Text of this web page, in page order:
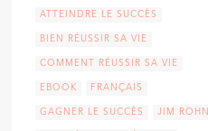
ATTEINDRE LE SUCCÈS
BIEN RÉUSSIR SA VIE
COMMENT RÉUSSIR SA VIE
EBOOK FRANÇAIS
GAGNER LE SUCCÈS JIM ROHN